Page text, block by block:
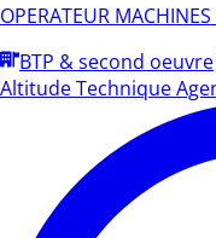
OPERATEUR
BTP & second oeuvre
Altitude Technique